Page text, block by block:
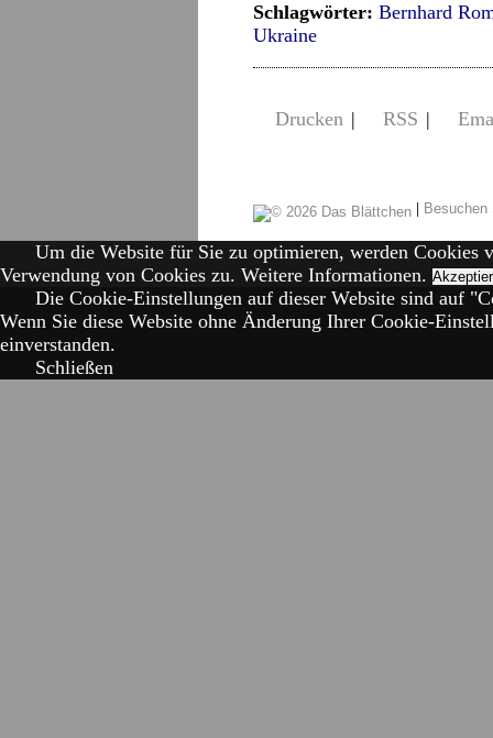
Schlagwörter: Bernhard
Ukraine
Drucken | RSS |
|
Um die Website für Sie zu optimieren, werden Cookies
Verwendung von Cookies zu. Weitere Informationen.
Die Cookie-Einstellungen auf dieser Website sind auf
Wenn Sie diese Website ohne Änderung Ihrer Cookie-
einverstanden.
Schließen